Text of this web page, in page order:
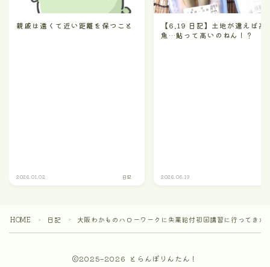
親戚は遠くて近い距離を保つこと
2026.01.02 日記
【6.19 日記】土地が違えば高
魚…鮎って高いのねん！？
2026.06.19
HOME ＞ 日記 ＞ 大阪わかものハローワークに失業給付初回講習に行ってきた
2025–2026 とらんぽりんたん！